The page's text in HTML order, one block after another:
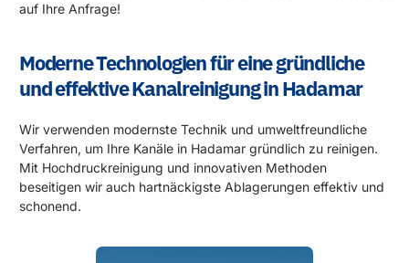
auf Ihre Anfrage!
Moderne Technologien für eine gründliche
und effektive Kanalreinigung in Hadamar
Wir verwenden modernste Technik und umweltfreundliche
Verfahren, um Ihre Kanäle in Hadamar gründlich zu reinigen.
Mit Hochdruckreinigung und innovativen Methoden
beseitigen wir auch hartnäckigste Ablagerungen effektiv und
schonend.